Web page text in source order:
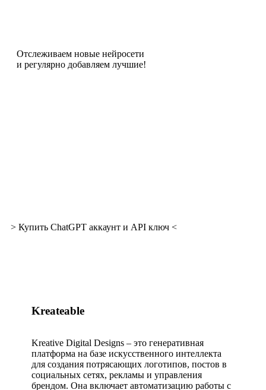
Отслеживаем новые нейросети
и регулярно добавляем лучшие!
> Купить ChatGPT аккаунт и API ключ <
Kreateable
Kreative Digital Designs – это генеративная
платформа на базе искусственного интеллекта
для создания потрясающих логотипов, постов в
социальных сетях, рекламы и управления
брендом. Она включает автоматизацию работы с